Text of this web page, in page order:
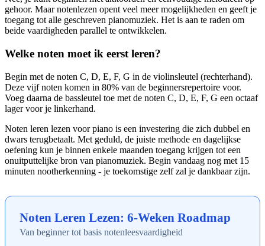
gehoor. Maar notenlezen opent veel meer mogelijkheden en geeft je
toegang tot alle geschreven pianomuziek. Het is aan te raden om
beide vaardigheden parallel te ontwikkelen.
Welke noten moet ik eerst leren?
Begin met de noten C, D, E, F, G in de violinsleutel (rechterhand).
Deze vijf noten komen in 80% van de beginnersrepertoire voor.
Voeg daarna de bassleutel toe met de noten C, D, E, F, G een octaaf
lager voor je linkerhand.
Noten leren lezen voor piano is een investering die zich dubbel en
dwars terugbetaalt. Met geduld, de juiste methode en dagelijkse
oefening kun je binnen enkele maanden toegang krijgen tot een
onuitputtelijke bron van pianomuziek. Begin vandaag nog met 15
minuten nootherkenning - je toekomstige zelf zal je dankbaar zijn.
Noten Leren Lezen: 6-Weken Roadmap
Van beginner tot basis notenleesvaardigheid